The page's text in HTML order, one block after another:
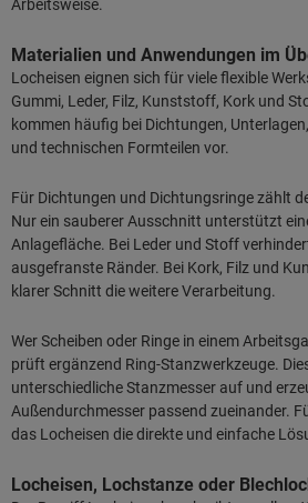
Arbeitsweise.
Materialien und Anwendungen im
Locheisen eignen sich für viele flexible
Gummi, Leder, Filz, Kunststoff, Kork und
kommen häufig bei Dichtungen,
und technischen Formteilen vor.
Für Dichtungen und Dichtungsringe zählt
Nur ein sauberer Ausschnitt unterstützt
Anlagefläche. Bei Leder und Stoff
ausgefranste Ränder. Bei Kork, Filz und
klarer Schnitt die weitere Verarbeitung.
Wer Scheiben oder Ringe in einem
prüft ergänzend Ring-Stanzwerkzeuge.
unterschiedliche Stanzmesser auf und
Außendurchmesser passend zueinander.
das Locheisen die direkte und einfache
Locheisen, Lochstanze oder